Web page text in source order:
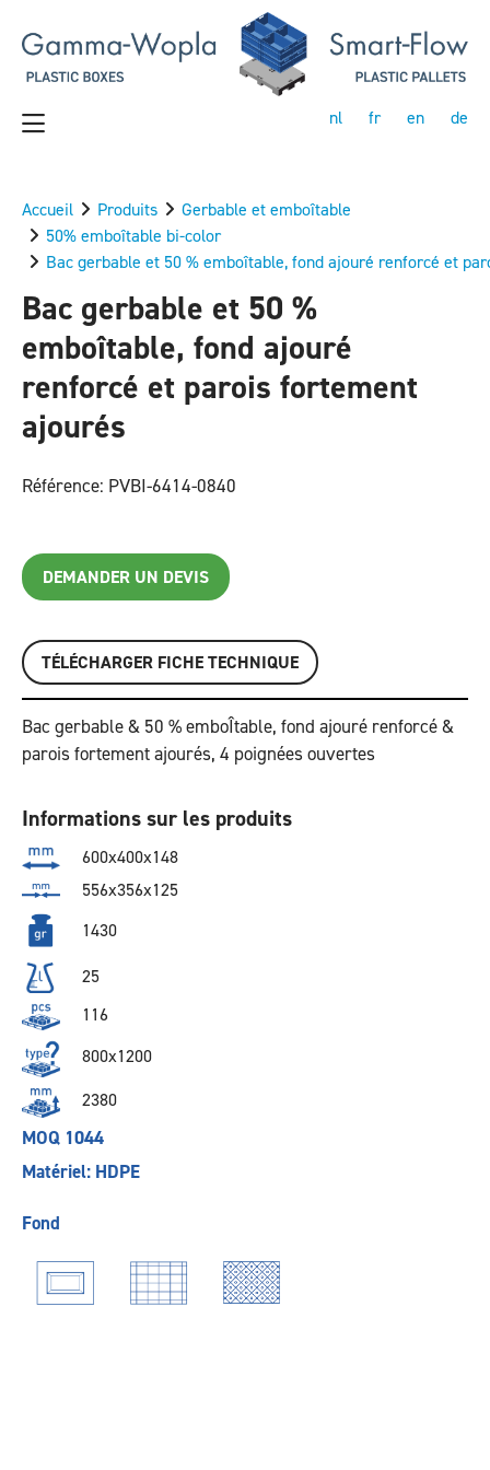
nl fr en de
Accueil Produits
Gerbable et emboîtable
50% emboîtable bi-color
Bac gerbable et 50 % emboîtable, fond ajouré renforcé et
Bac gerbable et 50 %
emboîtable, fond ajouré
renforcé et parois fortement
ajourés
Référence: PVBI-6414-0840
DEMANDER UN DEVIS
TÉLÉCHARGER FICHE TECHNIQUE
Bac gerbable & 50 % emboÎtable, fond ajouré renforcé &
parois fortement ajourés, 4 poignées ouvertes
Informations sur les produits
600x400x148
556x356x125
1430
25
116
800x1200
2380
MOQ 1044
Matériel: HDPE
Fond